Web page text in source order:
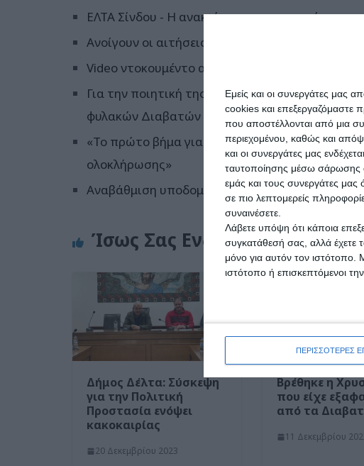
Εμείς και οι συνεργάτες μας
cookies και επεξεργαζόμαστε
που αποστέλλονται από μια
περιεχομένου, καθώς και
και οι συνεργάτες μας
ταυτοποίησης μέσω σάρωσης
εμάς και τους συνεργάτες
σε πιο λεπτομερείς
συναινέσετε.
Λάβετε υπόψη ότι κάποια
συγκατάθεσή σας, αλλά έχετε
μόνο για αυτόν τον ιστότοπο.
ιστότοπο ή επισκεπτόμενοι την
ΠΕΡΙΣΣΟΤΕΡΕΣ
ΕΛΤΑ Σίνδου - Η ανακοίνωση για το κατάστημα
Ανοίγουν οι αιτήσεις για το Πρόγραμμα
Video ντοκουμέντο από το οπαδικό επεισόδιο
Για την ποιητική της ελευθερίας και όσα δεν
φυλακών Διαβατών
«Το πρώτο βήμα για να μπει το Κολυμβητήριο
ολοκλήρωσης»
Αναβάθμιση υποδομής και ιατροτεχνολογικού
Ίσως Σας Ενδιαφέρει
Δήμος Δέλτα: Σύσκεψη
για την Πολιτική
Προστασία ενόψει
κακοκαιρίας
20 Δεκεμβρίου 2023
Βρέθηκε η
που είχε
από τα
11 Δεκεμβρίου